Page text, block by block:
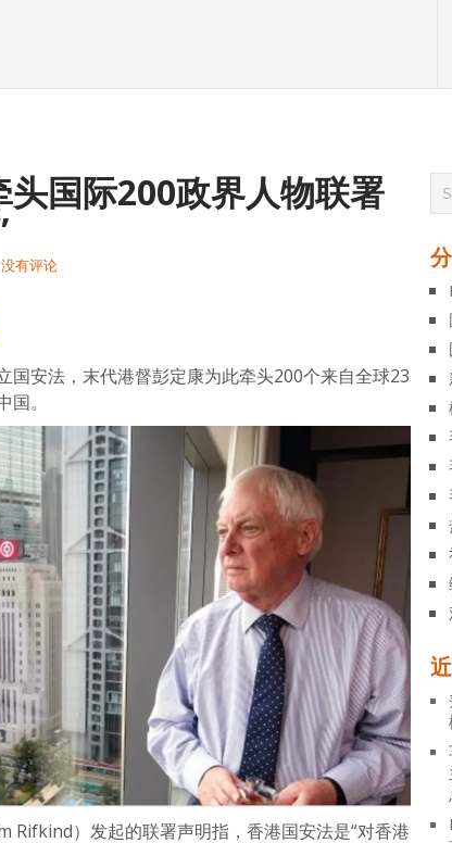
国际200政界人物联署
没有评论
国安法，末代港督彭定康为此牵头200个来自全球23
。
Rifkind）发起的联署声明指，香港国安法是“对香港